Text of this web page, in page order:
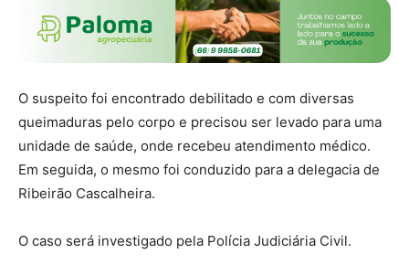
O suspeito foi encontrado debilitado e com diversas
queimaduras pelo corpo e precisou ser levado para uma
unidade de saúde, onde recebeu atendimento médico.
Em seguida, o mesmo foi conduzido para a delegacia de
Ribeirão Cascalheira.
O caso será investigado pela Polícia Judiciária Civil.